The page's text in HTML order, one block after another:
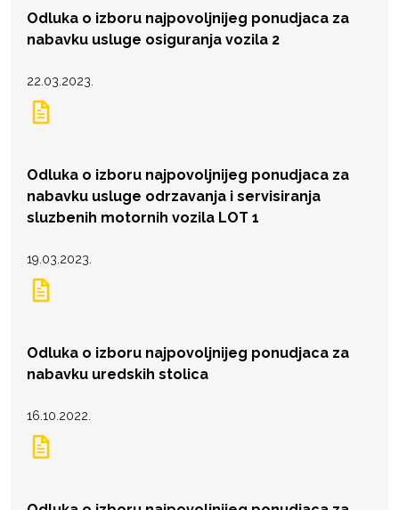
Odluka o izboru najpovoljnijeg ponudjaca za
nabavku usluge osiguranja vozila 2
22.03.2023.
Odluka o izboru najpovoljnijeg ponudjaca za
nabavku usluge odrzavanja i servisiranja
sluzbenih motornih vozila LOT 1
19.03.2023.
Odluka o izboru najpovoljnijeg ponudjaca za
nabavku uredskih stolica
16.10.2022.